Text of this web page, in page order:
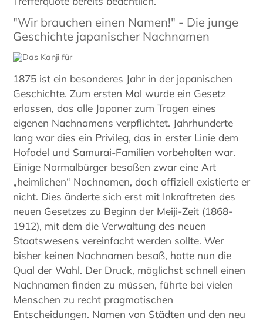
"Wir brauchen einen Namen!" - Die junge
Geschichte japanischer Nachnamen
1875 ist ein besonderes Jahr in der japanischen
Geschichte. Zum ersten Mal wurde ein Gesetz
erlassen, das alle Japaner zum Tragen eines
eigenen Nachnamens verpflichtet. Jahrhunderte
lang war dies ein Privileg, das in erster Linie dem
Hofadel und Samurai-Familien vorbehalten war.
Einige Normalbürger besaßen zwar eine Art
„heimlichen“ Nachnamen, doch offiziell existierte er
nicht. Dies änderte sich erst mit Inkraftreten des
neuen Gesetzes zu Beginn der Meiji-Zeit (1868-
1912), mit dem die Verwaltung des neuen
Staatswesens vereinfacht werden sollte. Wer
bisher keinen Nachnamen besaß, hatte nun die
Qual der Wahl. Der Druck, möglichst schnell einen
Nachnamen finden zu müssen, führte bei vielen
Menschen zu recht pragmatischen
Entscheidungen. Namen von Städten und den neu